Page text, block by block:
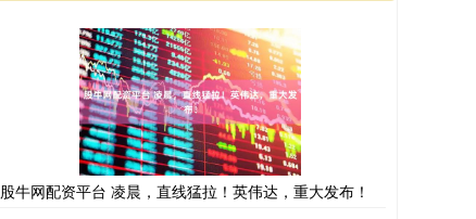
股牛网配资平台 凌晨，直线猛拉！英伟达，重大发布！